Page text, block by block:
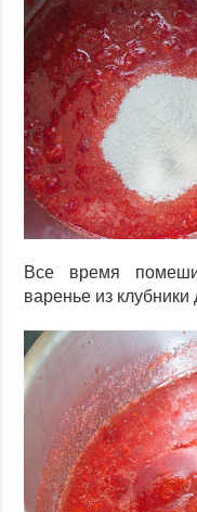
Все время
варенье из клубники